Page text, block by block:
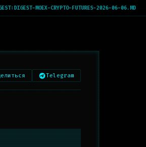
MOEX-CRYPTO-FUTURES-2026-06-06.MD
Telegram